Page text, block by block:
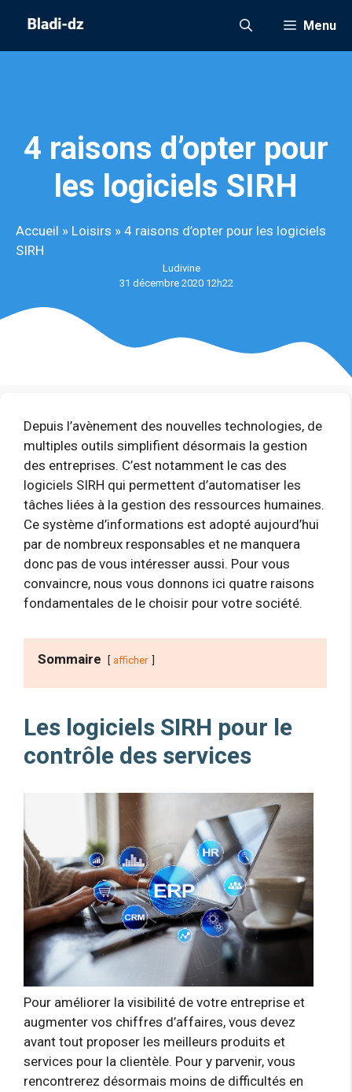
contenu
Menu
4 raisons d’opter pour
les logiciels SIRH
Accueil » Loisirs » 4 raisons d’opter pour les logiciels
SIRH
Ludivine
31 décembre 2020 12h22
Depuis l’avènement des nouvelles technologies, de
multiples outils simplifient désormais la gestion
des entreprises. C’est notamment le cas des
logiciels SIRH qui permettent d’automatiser les
tâches liées à la gestion des ressources humaines.
Ce système d’informations est adopté aujourd’hui
par de nombreux responsables et ne manquera
donc pas de vous intéresser aussi. Pour vous
convaincre, nous vous donnons ici quatre raisons
fondamentales de le choisir pour votre société.
Sommaire afficher
Les logiciels SIRH pour le
contrôle des services
Pour améliorer la visibilité de votre entreprise et
augmenter vos chiffres d’affaires, vous devez
avant tout proposer les meilleurs produits et
services pour la clientèle. Pour y parvenir, vous
rencontrerez désormais moins de difficultés en